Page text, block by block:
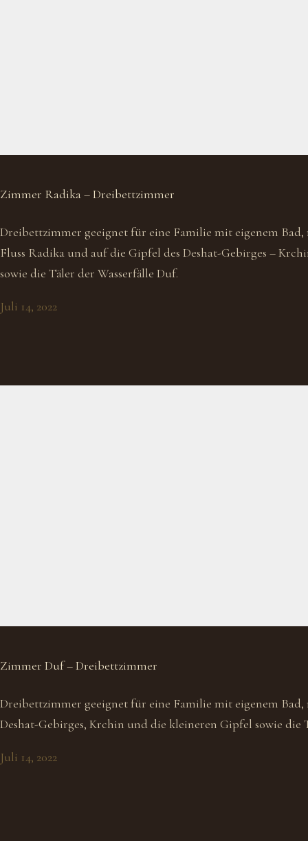
Zimmer Radika – Dreibettzimmer
Dreibettzimmer geeignet für eine Familie mit eigenem
Fluss Radika und auf die Gipfel des Deshat-Gebirges –
sowie die Täler der Wasserfälle Duf.
Juli 14, 2022
Zimmer Duf – Dreibettzimmer
Dreibettzimmer geeignet für eine Familie mit eigenem
Deshat-Gebirges, Krchin und die kleineren Gipfel sowie die
Juli 14, 2022